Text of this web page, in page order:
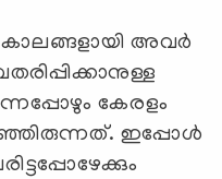
കാലങ്ങളായി അവര്‍
കേരളം
ഇപ്പോള്‍